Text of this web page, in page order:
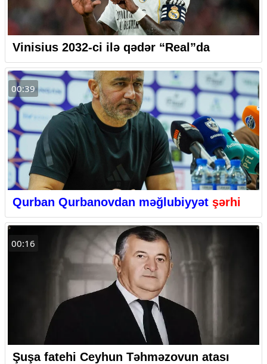
Vinisius 2032-ci ilə qədər “Real”da
00:39
Qurban Qurbanovdan məğlubiyyət şərhi
00:16
Şuşa fatehi Ceyhun Təhməzovun atası